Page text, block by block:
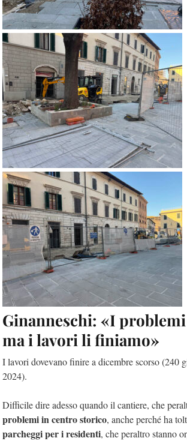
Ginanneschi: «I
ma i lavori li finiamo»
I lavori dovevano finire a dicembre scorso (240
2024).
Difficile dire adesso quando il cantiere, che
problemi in centro storico, anche perché ha
parcheggi per i residenti, che peraltro stanno